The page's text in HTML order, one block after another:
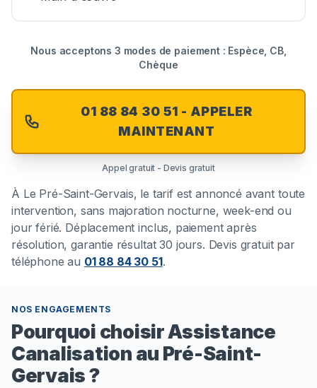
Nous acceptons 3 modes de paiement : Espèce, CB,
Chèque
01 88 84 30 51 - APPELER
MAINTENANT
Appel gratuit - Devis gratuit
À Le Pré-Saint-Gervais, le tarif est annoncé avant toute
intervention, sans majoration nocturne, week-end ou
jour férié. Déplacement inclus, paiement après
résolution, garantie résultat 30 jours. Devis gratuit par
téléphone au 01 88 84 30 51.
NOS ENGAGEMENTS
Pourquoi choisir Assistance
Canalisation au Pré-Saint-
Gervais ?